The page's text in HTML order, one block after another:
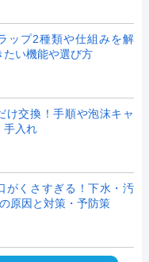
ップ2種類や仕組みを解
たい機能や選び方
け交換！手順や泡沫キャ
手入れ
がくさすぎる！下水・汚
原因と対策・予防策